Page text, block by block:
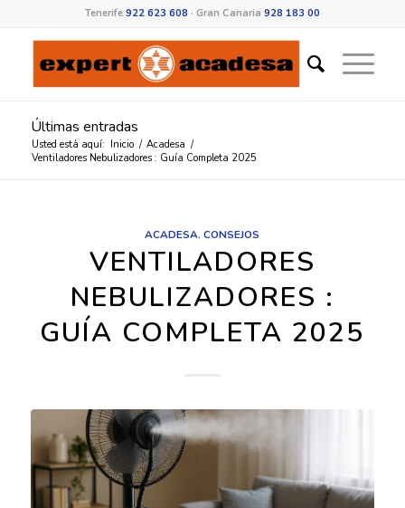
Tenerife 922 623 608 · Gran Canaria 928 183 00
Últimas entradas
Usted está aquí: Inicio / Acadesa /
Ventiladores Nebulizadores : Guía Completa 2025
ACADESA,CONSEJOS
VENTILADORES
NEBULIZADORES :
GUÍA COMPLETA 2025